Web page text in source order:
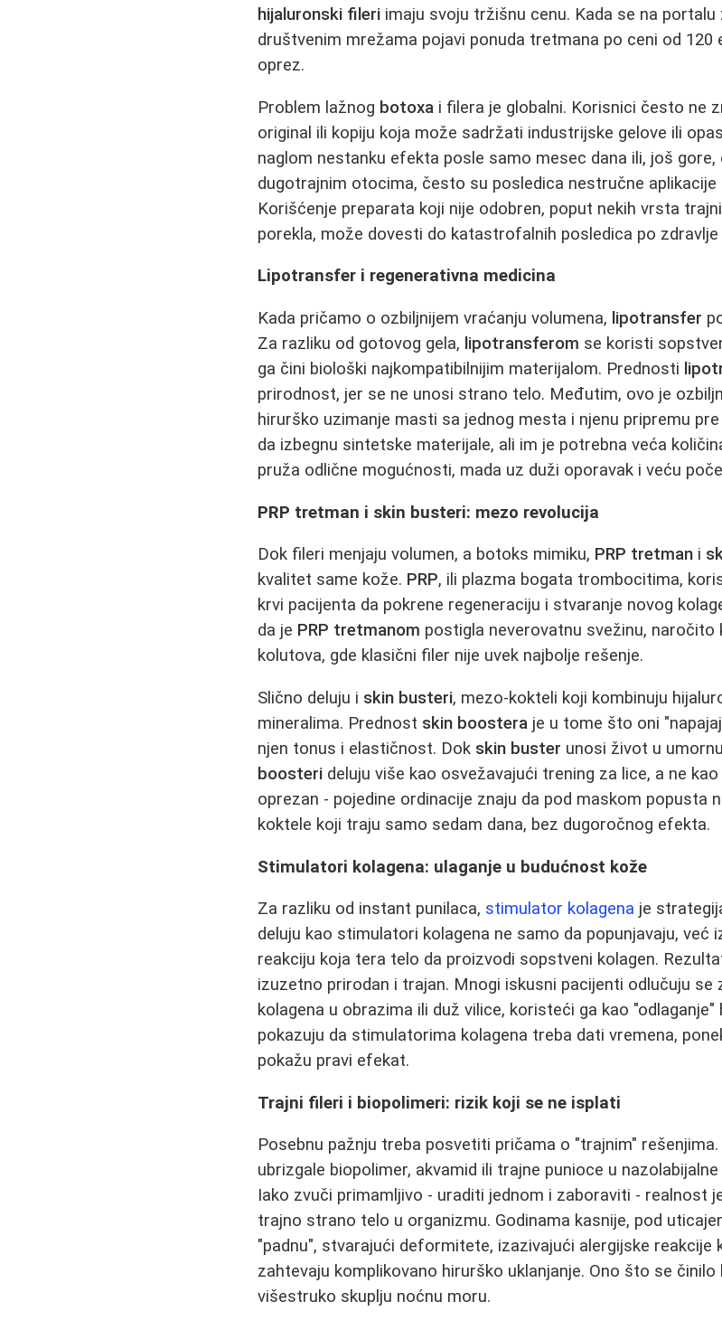
hijaluronski fileri imaju svoju tržišnu cenu. Kada se na portalu
društvenim mrežama pojavi ponuda tretmana po ceni od 120
oprez.
Problem lažnog botoxa i filera je globalni. Korisnici često ne
original ili kopiju koja može sadržati industrijske gelove ili
naglom nestanku efekta posle samo mesec dana ili, još
dugotrajnim otocima, često su posledica nestručne
Korišćenje preparata koji nije odobren, poput nekih vrsta
porekla, može dovesti do katastrofalnih posledica po zdravlje
Lipotransfer i regenerativna medicina
Kada pričamo o ozbiljnijem vraćanju volumena, lipotransfer
Za razliku od gotovog gela, lipotransferom se koristi
ga čini biološki najkompatibilnijim materijalom. Prednosti
prirodnost, jer se ne unosi strano telo. Međutim, ovo je
hirurško uzimanje masti sa jednog mesta i njenu pripremu
da izbegnu sintetske materijale, ali im je potrebna veća
pruža odlične mogućnosti, mada uz duži oporavak i veću
PRP tretman i skin busteri: mezo revolucija
Dok fileri menjaju volumen, a botoks mimiku, PRP tretman i
kvalitet same kože. PRP, ili plazma bogata trombocitima,
krvi pacijenta da pokrene regeneraciju i stvaranje novog
da je PRP tretmanom postigla neverovatnu svežinu, naročito
kolutova, gde klasični filer nije uvek najbolje rešenje.
Slično deluju i skin busteri, mezo-kokteli koji kombinuju
mineralima. Prednost skin boostera je u tome što oni
njen tonus i elastičnost. Dok skin buster unosi život u
boosteri deluju više kao osvežavajući trening za lice, a ne
oprezan - pojedine ordinacije znaju da pod maskom popusta
koktele koji traju samo sedam dana, bez dugoročnog efekta.
Stimulatori kolagena: ulaganje u budućnost kože
Za razliku od instant punilaca, stimulator kolagena je
deluju kao stimulatori kolagena ne samo da popunjavaju, već
reakciju koja tera telo da proizvodi sopstveni kolagen.
izuzetno prirodan i trajan. Mnogi iskusni pacijenti odlučuju
kolagena u obrazima ili duž vilice, koristeći ga kao
pokazuju da stimulatorima kolagena treba dati vremena,
pokažu pravi efekat.
Trajni fileri i biopolimeri: rizik koji se ne isplati
Posebnu pažnju treba posvetiti pričama o "trajnim"
ubrizgale biopolimer, akvamid ili trajne punioce u
Iako zvuči primamljivo - uraditi jednom i zaboraviti - realnost
trajno strano telo u organizmu. Godinama kasnije, pod
"padnu", stvarajući deformitete, izazivajući alergijske
zahtevaju komplikovano hirurško uklanjanje. Ono što se
višestruko skuplju noćnu moru.